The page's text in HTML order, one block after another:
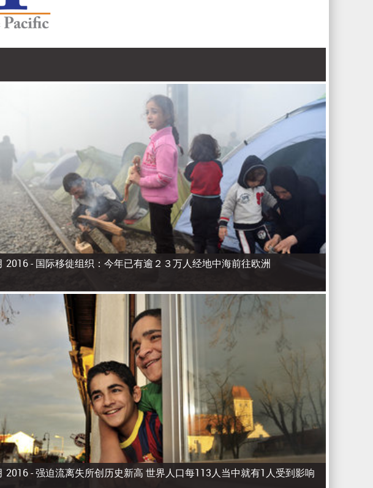
为侨居国和母国带来了多元化、活力和生产力，为生产部门增加了价值，增进了
2016 -国际移徙组织：今年已有逾２３万人经地中海前往欧洲
2016 -强迫流离失所创历史新高 世界人口每113人当中就有1人受到影响